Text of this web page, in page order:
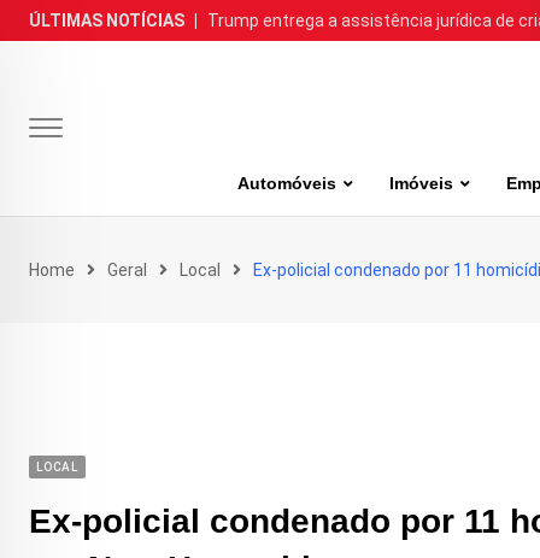
Skip
to
ÚLTIMAS NOTÍCIAS Trump entrega a assistência jurídica de
Automóveis Imóveis
Home Geral Local Ex-policial condenado por 11
LOCAL
Ex-policial condenado por 11